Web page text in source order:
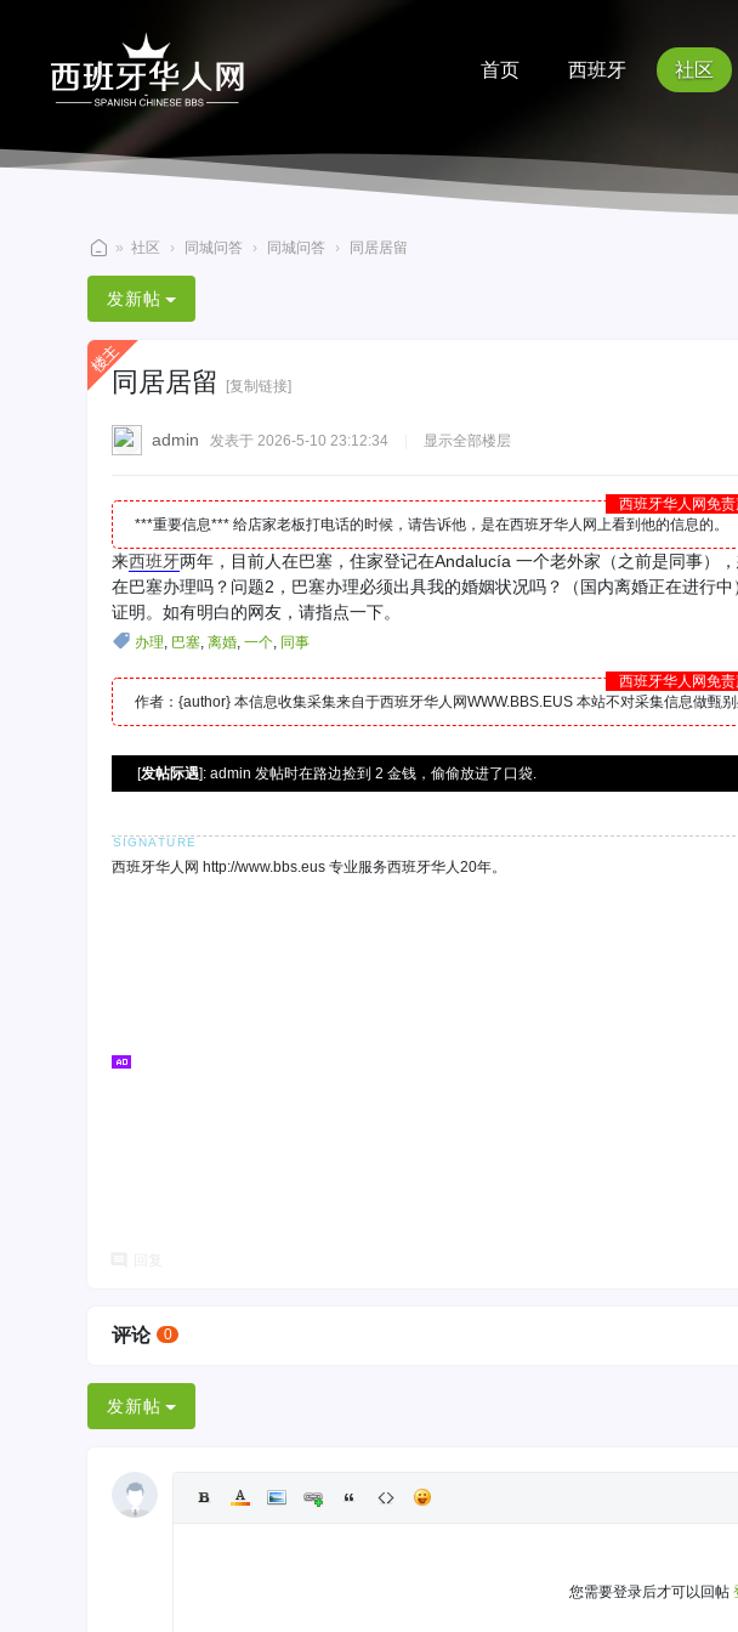
首页 西班牙 社区
西
班
牙
华
» 社区 › 同城问答 › 同城问答 › 同居居留
发新帖
同居居留 [复制链接]
admin 发表于 2026-5-10 23:12:34 显示全部楼层
西班牙华人网免责
***重要信息*** 给店家老板打电话的时候，请告诉他，是在西班牙华人网上看到他的信息的。
来西班牙两年，目前人在巴塞，住家登记在Andalucía 一个老外家（之前是同事）
在巴塞办理吗？问题2，巴塞办理必须出具我的婚姻状况吗？（国内离婚正在进行
证明。如有明白的网友，请指点一下。
办理, 巴塞, 离婚, 一个, 同事
西班牙华人网免责
作者：{author} 本信息收集采集来自于西班牙华人网WWW.BBS.EUS 本站不对采集信息做甄别
[发帖际遇]: admin 发帖时在路边捡到 2 金钱，偷偷放进了口袋.
西班牙华人网 http://www.bbs.eus 专业服务西班牙华人20年。
评论 0
发新帖
您需要登录后才可以回帖